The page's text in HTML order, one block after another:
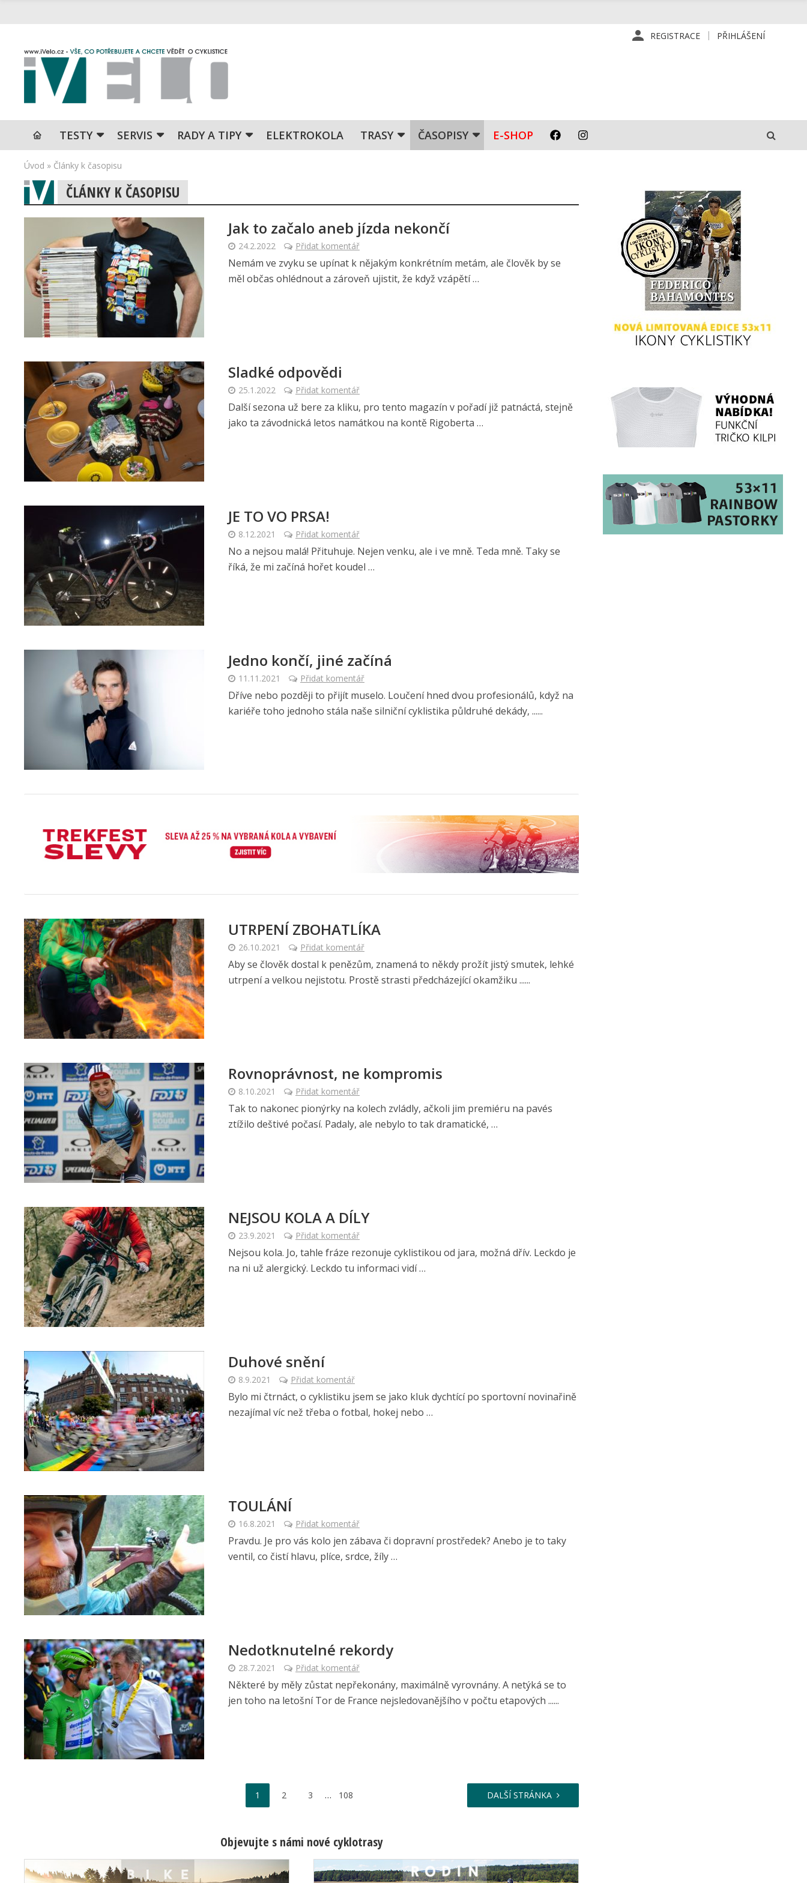
REGISTRACE PŘIHLÁŠENÍ
TESTY SERVIS RADY A TIPY ELEKTROKOLA TRASY ČASOPISY E-SHOP
Úvod » Články k časopisu
ČLÁNKY K ČASOPISU
Jak to začalo aneb jízda nekončí
24.2.2022 Přidat komentář
Nemám ve zvyku se upínat k nějakým konkrétním metám, ale člověk by se
měl občas ohlédnout a zároveň ujistit, že když vzápětí …
Sladké odpovědi
25.1.2022 Přidat komentář
Další sezona už bere za kliku, pro tento magazín v pořadí již patnáctá, stejně
jako ta závodnická letos namátkou na kontě Rigoberta …
JE TO VO PRSA!
8.12.2021 Přidat komentář
No a nejsou malá! Přituhuje. Nejen venku, ale i ve mně. Teda mně. Taky se
říká, že mi začíná hořet koudel …
Jedno končí, jiné začíná
11.11.2021 Přidat komentář
Dříve nebo později to přijít muselo. Loučení hned dvou profesionálů, když na
kariéře toho jednoho stála naše silniční cyklistika půldruhé dekády, ......
UTRPENÍ ZBOHATLÍKA
26.10.2021 Přidat komentář
Aby se člověk dostal k penězům, znamená to někdy prožít jistý smutek, lehké
utrpení a velkou nejistotu. Prostě strasti předcházející okamžiku ......
Rovnoprávnost, ne kompromis
8.10.2021 Přidat komentář
Tak to nakonec pionýrky na kolech zvládly, ačkoli jim premiéru na pavés
ztížilo deštivé počasí. Padaly, ale nebylo to tak dramatické, …
NEJSOU KOLA A DÍLY
23.9.2021 Přidat komentář
Nejsou kola. Jo, tahle fráze rezonuje cyklistikou od jara, možná dřív. Leckdo je
na ni už alergický. Leckdo tu informaci vidí …
Duhové snění
8.9.2021 Přidat komentář
Bylo mi čtrnáct, o cyklistiku jsem se jako kluk dychtící po sportovní novinařině
nezajímal víc než třeba o fotbal, hokej nebo …
TOULÁNÍ
16.8.2021 Přidat komentář
Pravdu. Je pro vás kolo jen zábava či dopravní prostředek? Anebo je to taky
ventil, co čistí hlavu, plíce, srdce, žíly …
Nedotknutelné rekordy
28.7.2021 Přidat komentář
Některé by měly zůstat nepřekonány, maximálně vyrovnány. A netýká se to
jen toho na letošní Tor de France nejsledovanějšího v počtu etapových ......
1 2 3 … 108 DALŠÍ STRÁNKA
Objevujte s námi nové cyklotrasy